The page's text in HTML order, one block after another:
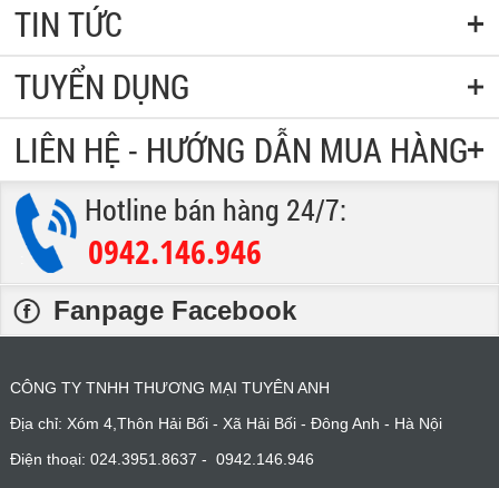
TIN TỨC
TUYỂN DỤNG
LIÊN HỆ - HƯỚNG DẪN MUA HÀNG
Hotline bán hàng 24/7:
0942.146.946
Fanpage Facebook
CÔNG TY TNHH THƯƠNG MẠI TUYÊN ANH
Địa chỉ: Xóm 4,Thôn Hải Bối - Xã Hải Bối - Đông Anh - Hà Nội
Điện thoại: 024.3951.8637 - 0942.146.946